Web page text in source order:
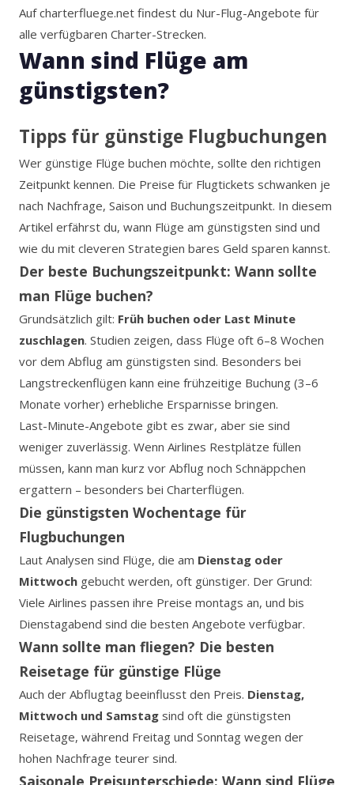
Auf charterfluege.net findest du Nur-Flug-Angebote für
alle verfügbaren Charter-Strecken.
Wann sind Flüge am
günstigsten?
Tipps für günstige Flugbuchungen
Wer günstige Flüge buchen möchte, sollte den richtigen
Zeitpunkt kennen. Die Preise für Flugtickets schwanken je
nach Nachfrage, Saison und Buchungszeitpunkt. In diesem
Artikel erfährst du, wann Flüge am günstigsten sind und
wie du mit cleveren Strategien bares Geld sparen kannst.
Der beste Buchungszeitpunkt: Wann sollte
man Flüge buchen?
Grundsätzlich gilt: Früh buchen oder Last Minute
zuschlagen. Studien zeigen, dass Flüge oft 6–8 Wochen
vor dem Abflug am günstigsten sind. Besonders bei
Langstreckenflügen kann eine frühzeitige Buchung (3–6
Monate vorher) erhebliche Ersparnisse bringen.
Last-Minute-Angebote gibt es zwar, aber sie sind
weniger zuverlässig. Wenn Airlines Restplätze füllen
müssen, kann man kurz vor Abflug noch Schnäppchen
ergattern – besonders bei Charterflügen.
Die günstigsten Wochentage für
Flugbuchungen
Laut Analysen sind Flüge, die am Dienstag oder
Mittwoch gebucht werden, oft günstiger. Der Grund:
Viele Airlines passen ihre Preise montags an, und bis
Dienstagabend sind die besten Angebote verfügbar.
Wann sollte man fliegen? Die besten
Reisetage für günstige Flüge
Auch der Abflugtag beeinflusst den Preis. Dienstag,
Mittwoch und Samstag sind oft die günstigsten
Reisetage, während Freitag und Sonntag wegen der
hohen Nachfrage teurer sind.
Saisonale Preisunterschiede: Wann sind Flüge